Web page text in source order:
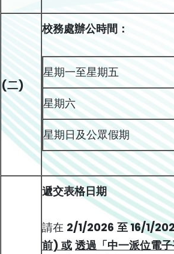
(二)
校務處辦公時間：
星期一至星期五
星期六
星期日及公眾假期
遞交表格日期
請在 2/1/2026 至16/1/
前) 或 透過「中一派位電